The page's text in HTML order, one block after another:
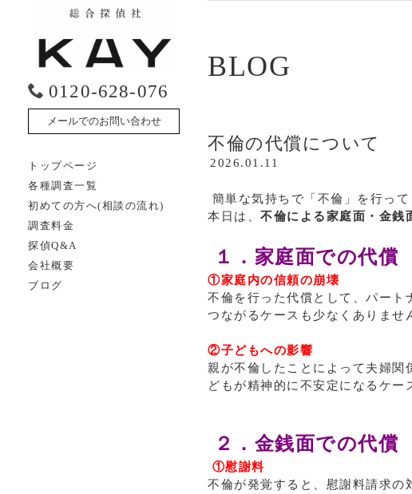
0120-628-076
メールでのお問い合わせ
トップページ
各種調査一覧
初めての方へ(相談の流れ)
調査料金
探偵Q&A
会社概要
ブログ
BLOG
不倫の代償について
2026.01.11
簡単な気持ちで「不倫」を行っ
本日は、 不倫による家庭面・金銭
１．家庭面での代償
①家庭内の信頼の崩壊
不倫を行った代償として、パート
つながるケースも少なくありませ
②子どもへの影響
親が不倫したことによって夫婦
どもが精神的に不安定になるケ
２．金銭面での代償
①慰謝料
不倫が発覚すると、慰謝料請求の